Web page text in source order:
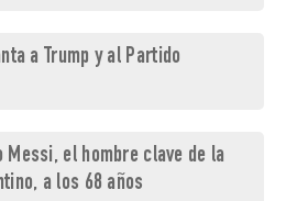
a Trump y al Partido
Messi, el hombre clave de la
a los 68 años